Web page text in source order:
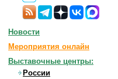
Новости
Мероприятия онлайн
Выставочные центры:
России